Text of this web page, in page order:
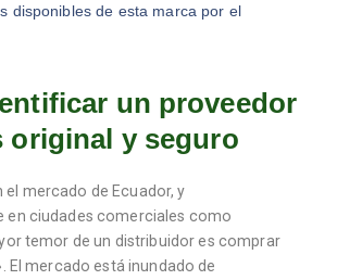
disponibles de esta marca por el
un proveedor
original y seguro
el mercado de Ecuador, y
en ciudades comerciales como
temor de un distribuidor es comprar
El mercado está inundado de